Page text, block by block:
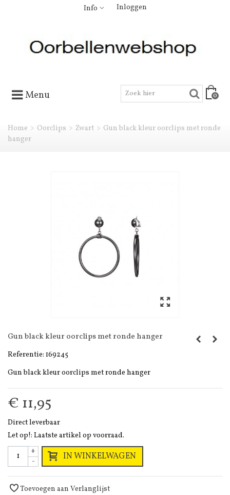
Info Inloggen
Menu 0
Home > Oorclips > Zwart > Gun black kleur oorclips met ronde
hanger
Gun black kleur oorclips met ronde hanger
Referentie: 169245
Gun black kleur oorclips met ronde hanger
€ 11,95
Direct leverbaar
Let op!: Laatste artikel op voorraad.
-
+ IN WINKELWAGEN
Toevoegen aan Verlanglijst